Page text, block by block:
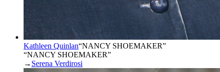
Kathleen Quinlan“NANCY SHOEMAKER”
“NANCY SHOEMAKER”
→ Serena Verdirosi